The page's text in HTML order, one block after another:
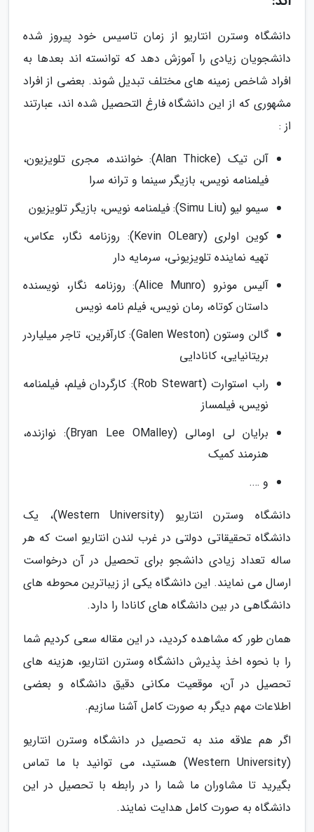
دانشگاه وسترن انتاریو از زمان تاسیس خود پیروز شده
دانشجویان زیادی را آموزش دهد که توانسته اند بعدها به
افراد شاخص زمینه های مختلف تبدیل شوند. بعضی از افراد
مشهوری که از این دانشگاه فارغ التحصیل شده اند، عبارتند
از :
آلن تیک (Alan Thicke): خواننده، مجری تلویزیون،
فیلمنامه نویس، بازیگر سینما و ترانه سرا
سیمو لیو (Simu Liu): فیلمنامه نویس، بازیگر تلویزیون
کوین اولری (Kevin OLeary): روزنامه نگار، عکاس،
تهیه نماینده تلویزیونی، سرمایه دار
آلیس مونرو (Alice Munro): روزنامه نگار، نویسنده
داستان کوتاه، رمان نویس، فیلم نامه نویس
گالن وستون (Galen Weston): کارآفرین، تاجر میلیاردر
بریتانیایی، کانادایی
راب استوارت (Rob Stewart): کارگردان فیلم، فیلمنامه
نویس، فیلمساز
برایان لی اومالی (Bryan Lee OMalley): نوازنده،
هنرمند کمیک
و ….
دانشگاه وسترن انتاریو (Western University)، یک
دانشگاه تحقیقاتی دولتی در غرب لندن انتاریو است که هر
ساله تعداد زیادی دانشجو برای تحصیل در آن درخواست
ارسال می نمایند. این دانشگاه یکی از زیباترین محوطه های
دانشگاهی در بین دانشگاه های کانادا را دارد.
همان طور که مشاهده کردید، در این مقاله سعی کردیم شما
را با نحوه اخذ پذیرش دانشگاه وسترن انتاریو، هزینه های
تحصیل در آن، موقعیت مکانی دقیق دانشگاه و بعضی
اطلاعات مهم دیگر به صورت کامل آشنا سازیم.
اگر هم علاقه مند به تحصیل در دانشگاه وسترن انتاریو
(Western University) هستید، می توانید با ما تماس
بگیرید تا مشاوران ما شما را در رابطه با تحصیل در این
دانشگاه به صورت کامل هدایت نمایند.